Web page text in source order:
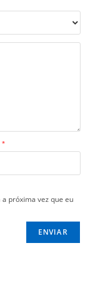
*
próxima vez que eu